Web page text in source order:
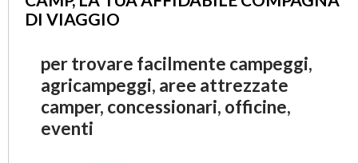
DI VIAGGIO
per trovare facilmente campeggi,
agricampeggi, aree attrezzate
camper, concessionari, officine,
eventi